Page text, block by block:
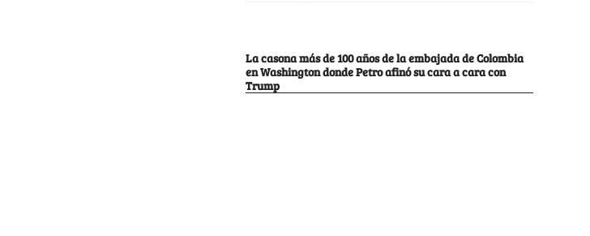
La casona más de 100 años de la embajada de Colombia
en Washington donde Petro afinó su cara a cara con
Trump